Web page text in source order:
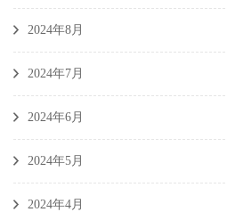
2024年8月
2024年7月
2024年6月
2024年5月
2024年4月